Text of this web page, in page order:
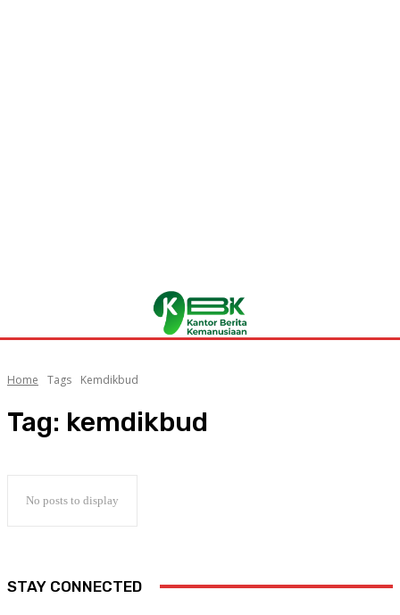
Home Tags Kemdikbud
Tag: kemdikbud
No posts to display
STAY CONNECTED